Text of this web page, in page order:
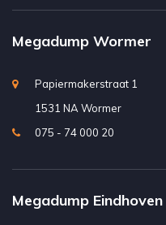
Megadump Wormer
Papiermakerstraat 1
1531 NA Wormer
075 - 74 000 20
Megadump Eindhoven